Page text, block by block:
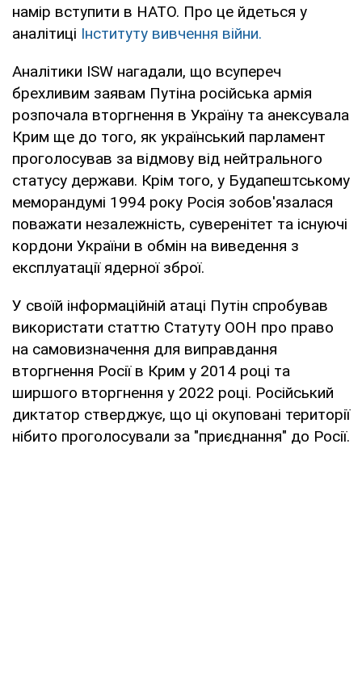
намір вступити в НАТО. Про це йдеться у
аналітиці Інституту вивчення війни.
Аналітики ISW нагадали, що всупереч
брехливим заявам Путіна російська армія
розпочала вторгнення в Україну та анексувала
Крим ще до того, як український парламент
проголосував за відмову від нейтрального
статусу держави. Крім того, у Будапештському
меморандумі 1994 року Росія зобов'язалася
поважати незалежність, суверенітет та існуючі
кордони України в обмін на виведення з
експлуатації ядерної зброї.
У своїй інформаційній атаці Путін спробував
використати статтю Статуту ООН про право
на самовизначення для виправдання
вторгнення Росії в Крим у 2014 році та
ширшого вторгнення у 2022 році. Російський
диктатор стверджує, що ці окуповані території
нібито проголосували за "приєднання" до Росії.